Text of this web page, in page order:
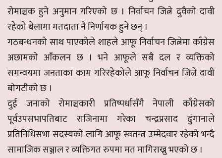
रोमाञ्चक हुने अनुमान गरिएको छ । निर्वाचन जित्ने दुवैको दावी
रहेको बेलामा मतदाता नै निर्णायक हुने छन् ।
गठबन्धनको साथ पाएकोले शाहले आफू निर्वाचन जित्नेमा काँग्रेस
अछामको आँकलन छ । भने आफूले सबै दल र व्यक्तिको
समन्वयमा जनताका काम गरिरहेकोले आफू निर्वाचन जित्ने दावी
बोगटीको छ ।
दुई जनाको रोमाञ्चकारी प्रतिष्पर्धासँगै नेपाली काँग्रेसको
पूर्वउपसभापतिबाट राजिनामा गरेका चन्द्रप्रसाद ढुंगानाले
प्रतिनिधिसभा सदस्यको लागि आफू स्वतन्त्र उम्मेदवार रहेको भन्दै
सामाजिक सञ्जाल र व्यक्तिगत रुपमा मत मागिराख्नु भएको छ ।